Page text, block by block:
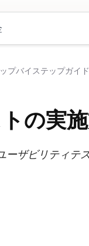
プバイステップガイド
の実
ザビリティ